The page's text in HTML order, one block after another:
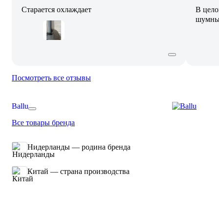
Старается охлаждает
В
Посмотреть все отзывы
Ballu
Все товары бренда
Нидерланды — родина бренда
Китай — страна производства